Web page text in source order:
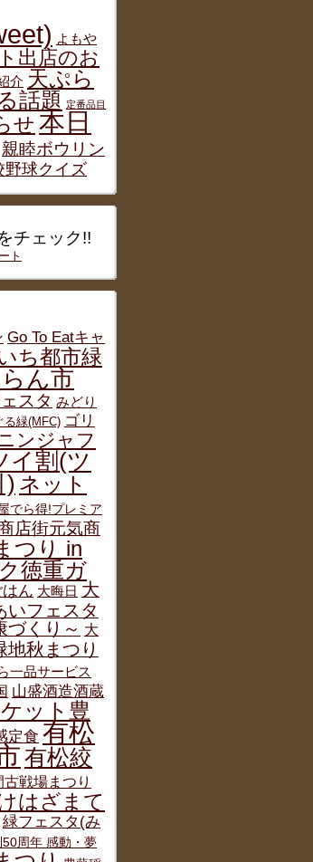
よもや
出店のお
介 天ぷら
話題 定番品目
せ 本日
親睦ボウリン
野球クイズ
チェック!!
ト
Go To Eatキャ
ち都市緑
ん市
スタ みどり
る緑(MFC) ゴリ
ンジャフ
イ割(ツ
) ネット
でら得!プレミア
店街元気商
つり in
徳重ガ
ん 大晦日 大
いフェスタ
づくり～ 大
地秋まつり
一品サービス
山盛酒造酒蔵
ット豊
定食 有松
有松絞
戦場まつり
はざまて
緑フェスタ(み
50周年 感動・夢